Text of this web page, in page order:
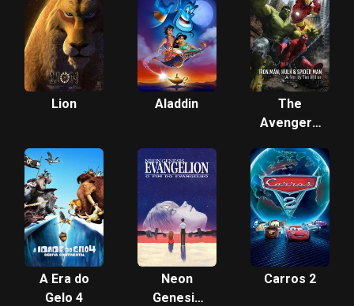
Filme
Lion Aladdin
The
Avengers
A Era do
Gelo 4
Neon
Genesis
Carros 2